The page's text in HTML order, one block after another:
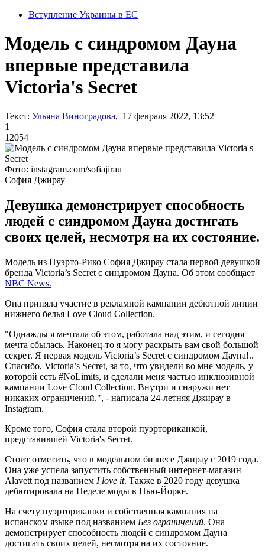
Вступление Украины в ЕС
Модель с синдромом Дауна
впервые представила
Victoria's Secret
Текст: Ульяна Виноградова, 17 февраля 2022, 13:52
1
12054
Фото: instagram.com/sofiajirau
София Джирау
Девушка демонстрирует способность
людей с синдромом Дауна достигать
своих целей, несмотря на их состояние.
Модель из Пуэрто-Рико София Джирау стала первой девушкой
бренда Victoria’s Secret с синдромом Дауна. Об этом сообщает
NBC News.
Она приняла участие в рекламной кампании дебютной линии
нижнего белья Love Cloud Collection.
"Однажды я мечтала об этом, работала над этим, и сегодня
мечта сбылась. Наконец-то я могу раскрыть вам свой большой
секрет. Я первая модель Victoria’s Secret с синдромом Дауна!..
Спасибо, Victoria’s Secret, за то, что увидели во мне модель, у
которой есть #NoLimits, и сделали меня частью инклюзивной
кампании Love Cloud Collection. Внутри и снаружи нет
никаких ограничений,", - написала 24-летняя Джирау в
Instagram.
Кроме того, София стала второй пуэрториканкой,
представившей Victoria's Secret.
Стоит отметить, что в модельном бизнесе Джирау с 2019 года.
Она уже успела запустить собственный интернет-магазин
Alavett под названием I love it. Также в 2020 году девушка
дебютировала на Неделе моды в Нью-Йорке.
На счету пуэрториканки и собственная кампания на
испанском языке под названием Без ограничений. Она
демонстрирует способность людей с синдромом Дауна
достигать своих целей, несмотря на их состояние.